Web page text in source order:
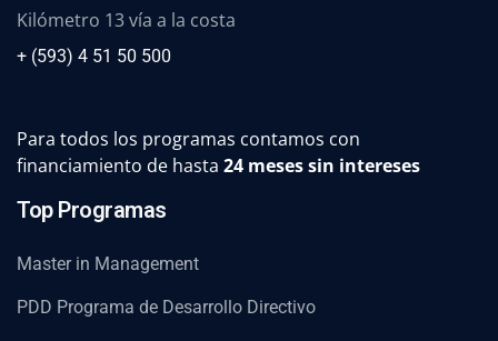
Kilómetro 13 vía a la costa
+ (593) 4 51 50 500
Para todos los programas contamos con
financiamiento de hasta 24 meses sin intereses
Top Programas
Master in Management
PDD Programa de Desarrollo Directivo